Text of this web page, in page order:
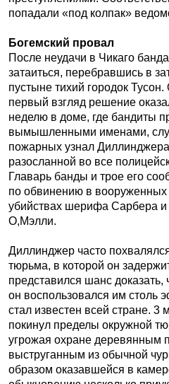
попадали «под колпак»
Богемский провал
После неудачи в Чикаго
затаиться, перебравшись в
пустыне тихий городок
первый взгляд решение
неделю в доме, где бандиты
вымышленными именами,
пожарных узнал
разосланной во все
Главарь банды и трое его
по обвинению в вооруженных
убийствах шерифа Сарбера
О,Мэлли.
Диллинджер часто
тюрьма, в которой он
представился шанс доказать,
он воспользовался им столь
стал известен всей стране. 3
покинул пределы окружной
угрожая охране деревянным
выструганным из обычной
образом оказавшейся в